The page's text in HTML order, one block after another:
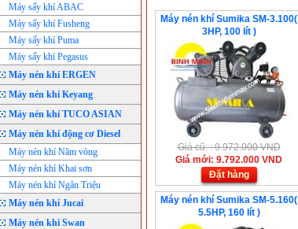
Máy sấy khí ABAC
Máy sấy khí Fusheng
Máy sấy khí Puma
Máy sấy khí Pegasus
Máy nén khí ERGEN
Máy nén khí Keyang
Máy nén khí TUCO ASIAN
Máy nén khí động cơ Diesel
Máy nén khí Năm vòng
Máy nén khí Khai sơn
Máy nén khí Ngân Triệu
Máy nén khí Jucai
Máy nén khí Swan
Máy nén khí Sumika SM-3.100(
3HP, 100 lít )
Giá cũ: : 9.972.000 VND
Giá mới: 9.792.000 VND
Đặt hàng
Máy nén khí Sumika SM-5.160(
5.5HP, 160 lít )